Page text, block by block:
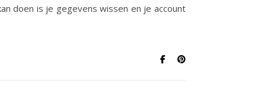
doen is je gegevens wissen en je account